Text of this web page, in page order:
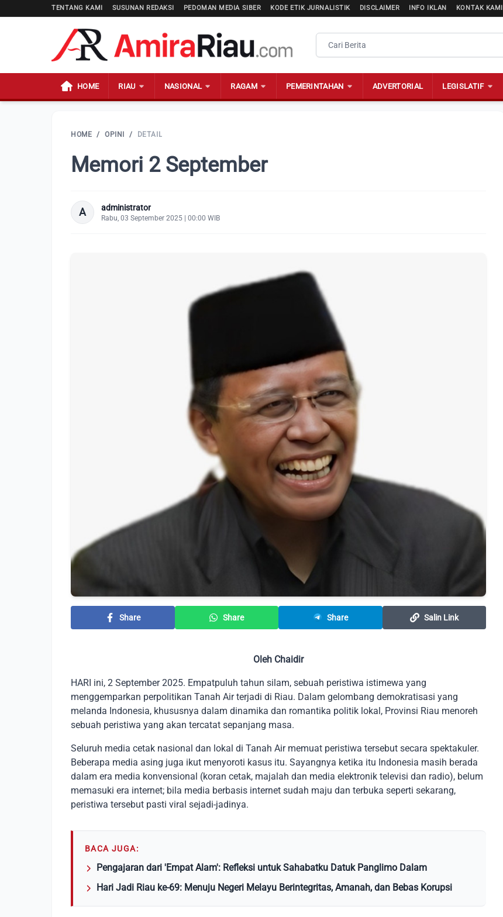
TENTANG KAMI SUSUNAN REDAKSI PEDOMAN MEDIA SIBER KODE ETIK JURNALISTIK DISCLAIMER INFO IKLAN KONTAK KAMI
HOME RIAU NASIONAL RAGAM PEMERINTAHAN ADVERTORIAL LEGISLATIF
HOME / OPINI / DETAIL
Memori 2 September
A administrator
Rabu, 03 September 2025 | 00:00 WIB
Share Share Share Salin Link
Oleh Chaidir
HARI ini, 2 September 2025. Empatpuluh tahun silam, sebuah peristiwa istimewa yang
menggemparkan perpolitikan Tanah Air terjadi di Riau. Dalam gelombang demokratisasi yang
melanda Indonesia, khususnya dalam dinamika dan romantika politik lokal, Provinsi Riau menoreh
sebuah peristiwa yang akan tercatat sepanjang masa.
Seluruh media cetak nasional dan lokal di Tanah Air memuat peristiwa tersebut secara spektakuler.
Beberapa media asing juga ikut menyoroti kasus itu. Sayangnya ketika itu Indonesia masih berada
dalam era media konvensional (koran cetak, majalah dan media elektronik televisi dan radio), belum
memasuki era internet; bila media berbasis internet sudah maju dan terbuka seperti sekarang,
peristiwa tersebut pasti viral sejadi-jadinya.
BACA JUGA:
Pengajaran dari 'Empat Alam': Refleksi untuk Sahabatku Datuk Panglimo Dalam
Hari Jadi Riau ke-69: Menuju Negeri Melayu Berintegritas, Amanah, dan Bebas Korupsi